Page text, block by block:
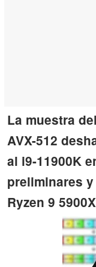
La muestra
AVX-512
al i9-11900K
preliminares
Ryzen 9 5900X